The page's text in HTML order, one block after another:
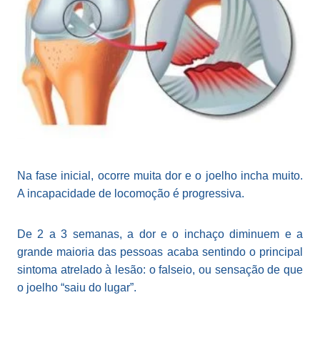
Na fase inicial, ocorre muita dor e o joelho incha muito.
A incapacidade de locomoção é progressiva.
De 2 a 3 semanas, a dor e o inchaço diminuem e a
grande maioria das pessoas acaba sentindo o principal
sintoma atrelado à lesão: o falseio, ou sensação de que
o joelho “saiu do lugar”.